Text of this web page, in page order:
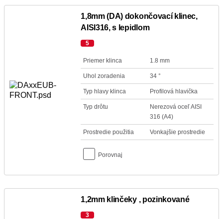
1,8mm (DA) dokončovací klinec,
AISI316, s lepidlom
5
Priemer klinca 1.8 mm
Uhol zoradenia 34 °
Typ hlavy klinca Profilová hlavička
Typ drôtu
Nerezová oceľ AISI
316 (A4)
Prostredie použitia Vonkajšie prostredie
Porovnaj
1,2mm klinčeky , pozinkované
3